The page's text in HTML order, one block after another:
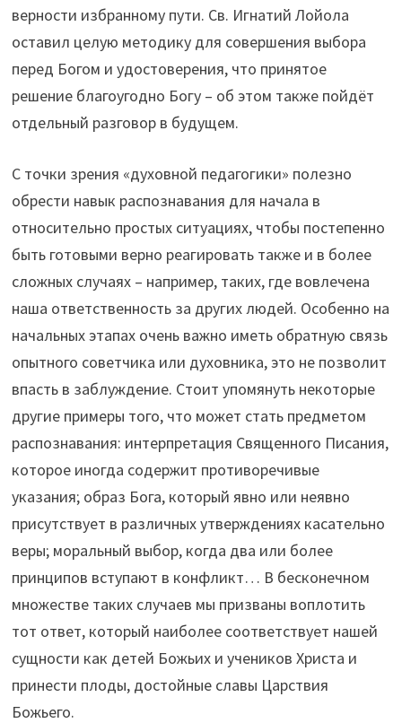
верности избранному пути. Св. Игнатий Лойола
оставил целую методику для совершения выбора
перед Богом и удостоверения, что принятое
решение благоугодно Богу – об этом также пойдёт
отдельный разговор в будущем.
С точки зрения «духовной педагогики» полезно
обрести навык распознавания для начала в
относительно простых ситуациях, чтобы постепенно
быть готовыми верно реагировать также и в более
сложных случаях – например, таких, где вовлечена
наша ответственность за других людей. Особенно на
начальных этапах очень важно иметь обратную связь
опытного советчика или духовника, это не позволит
впасть в заблуждение. Стоит упомянуть некоторые
другие примеры того, что может стать предметом
распознавания: интерпретация Священного Писания,
которое иногда содержит противоречивые
указания; образ Бога, который явно или неявно
присутствует в различных утверждениях касательно
веры; моральный выбор, когда два или более
принципов вступают в конфликт… В бесконечном
множестве таких случаев мы призваны воплотить
тот ответ, который наиболее соответствует нашей
сущности как детей Божьих и учеников Христа и
принести плоды, достойные славы Царствия
Божьего.